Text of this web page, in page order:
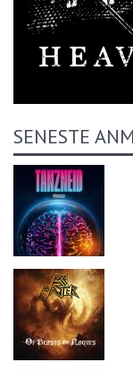
SENESTE